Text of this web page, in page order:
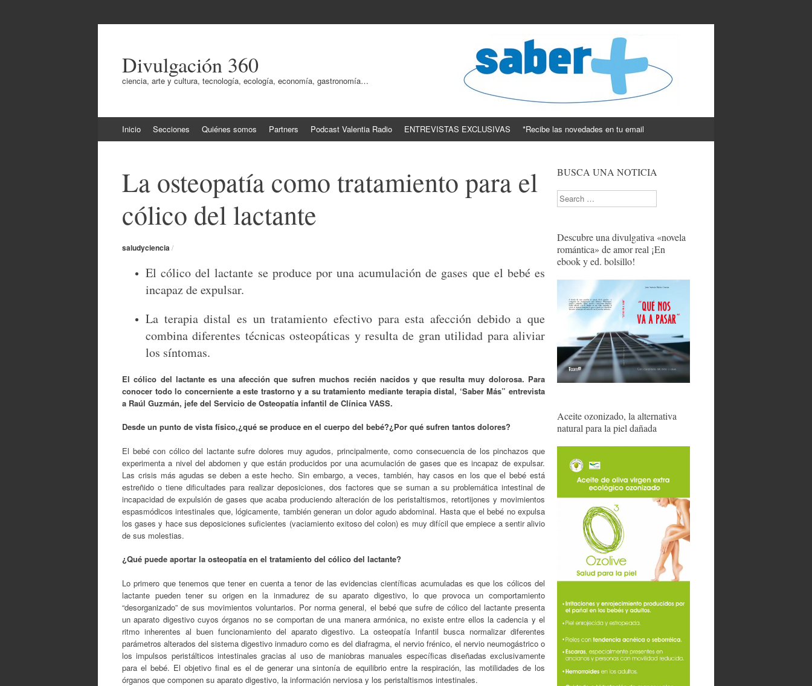
Divulgación 360
ciencia, arte y cultura, tecnología, ecología, economía, gastronomía…
al
Inicio Secciones Quiénes somos Partners Podcast Valentia Radio ENTREVISTAS EXCLUSIVAS *Recibe las novedades en tu email
La osteopatía como tratamiento para el
cólico del lactante
saludyciencia/
El cólico del lactante se produce por una acumulación de gases que el bebé es
incapaz de expulsar.
La terapia distal es un tratamiento efectivo para esta afección debido a que
combina diferentes técnicas osteopáticas y resulta de gran utilidad para aliviar
los síntomas.
El cólico del lactante es una afección que sufren muchos recién nacidos y que resulta muy dolorosa. Para
conocer todo lo concerniente a este trastorno y a su tratamiento mediante terapia distal, ‘Saber Más” entrevista
a Raúl Guzmán, jefe del Servicio de Osteopatía infantil de Clínica VASS.
Desde un punto de vista físico,¿qué se produce en el cuerpo del bebé?¿Por qué sufren tantos dolores?
El bebé con cólico del lactante sufre dolores muy agudos, principalmente, como consecuencia de los pinchazos que
experimenta a nivel del abdomen y que están producidos por una acumulación de gases que es incapaz de expulsar.
Las crisis más agudas se deben a este hecho. Sin embargo, a veces, también, hay casos en los que el bebé está
estreñido o tiene dificultades para realizar deposiciones, dos factores que se suman a su problemática intestinal de
incapacidad de expulsión de gases que acaba produciendo alteración de los peristaltismos, retortijones y movimientos
espasmódicos intestinales que, lógicamente, también generan un dolor agudo abdominal. Hasta que el bebé no expulsa
los gases y hace sus deposiciones suficientes (vaciamiento exitoso del colon) es muy difícil que empiece a sentir alivio
de sus molestias.
¿Qué puede aportar la osteopatía en el tratamiento del cólico del lactante?
Lo primero que tenemos que tener en cuenta a tenor de las evidencias científicas acumuladas es que los cólicos del
lactante pueden tener su origen en la inmadurez de su aparato digestivo, lo que provoca un comportamiento
“desorganizado” de sus movimientos voluntarios. Por norma general, el bebé que sufre de cólico del lactante presenta
un aparato digestivo cuyos órganos no se comportan de una manera armónica, no existe entre ellos la cadencia y el
ritmo inherentes al buen funcionamiento del aparato digestivo. La osteopatía Infantil busca normalizar diferentes
parámetros alterados del sistema digestivo inmaduro como es del diafragma, el nervio frénico, el nervio neumogástrico o
los impulsos peristálticos intestinales gracias al uso de maniobras manuales específicas diseñadas exclusivamente
para el bebé. El objetivo final es el de generar una sintonía de equilibrio entre la respiración, las motilidades de los
órganos que componen su aparato digestivo, la información nerviosa y los peristaltismos intestinales.
BUSCA UNA NOTICIA
Search
Descubre una divulgativa «novela
romántica» de amor real ¡En
ebook y ed. bolsillo!
Aceite ozonizado, la alternativa
natural para la piel dañada